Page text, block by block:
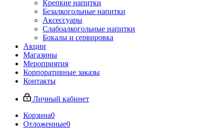
Крепкие напитки
Безалкогольные напитки
Аксессуары
Слабоалкогольные напитки
Бокалы и сервировка
Акции
Магазины
Мероприятия
Корпоративные заказы
Контакты
Личный кабинет
Корзина0
Отложенные0